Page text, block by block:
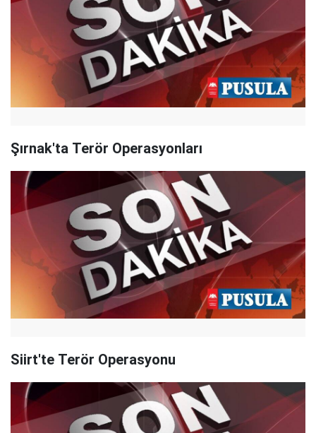
Şırnak'ta Terör Operasyonları
Siirt'te Terör Operasyonu